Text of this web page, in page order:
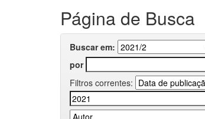
Página de Busca
Buscar em:
por
Filtros correntes: